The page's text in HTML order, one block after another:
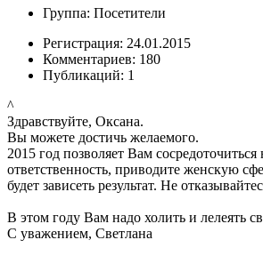
Группа: Посетители
Регистрация: 24.01.2015
Комментариев: 180
Публикаций: 1
^
Здравствуйте, Оксана.
Вы можете достичь желаемого.
2015 год позволяет Вам
ответственность, приводите женскую
будет зависеть результат. Не
В этом году Вам надо холить и лелеять
С уважением, Светлана